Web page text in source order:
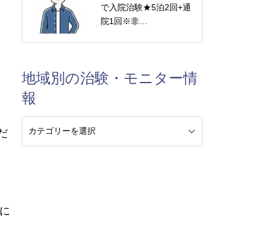
で入院治験★5泊2回+通
院1回※非…
地域別の治験・モニター情
報